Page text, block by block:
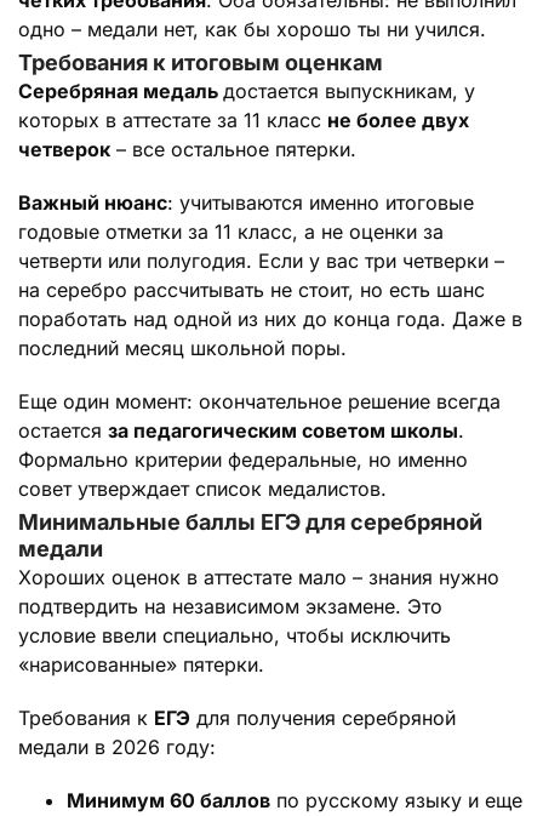
одно – медали нет, как бы хорошо ты ни учился.
Требования к итоговым оценкам
Серебряная медаль достается выпускникам, у
которых в аттестате за 11 класс не более двух
четверок – все остальное пятерки.
Важный нюанс: учитываются именно итоговые
годовые отметки за 11 класс, а не оценки за
четверти или полугодия. Если у вас три четверки –
на серебро рассчитывать не стоит, но есть шанс
поработать над одной из них до конца года. Даже в
последний месяц школьной поры.
Еще один момент: окончательное решение всегда
остается за педагогическим советом школы.
Формально критерии федеральные, но именно
совет утверждает список медалистов.
Минимальные баллы ЕГЭ для серебряной
медали
Хороших оценок в аттестате мало – знания нужно
подтвердить на независимом экзамене. Это
условие ввели специально, чтобы исключить
«нарисованные» пятерки.
Требования к ЕГЭ для получения серебряной
медали в 2026 году:
Минимум 60 баллов по русскому языку и еще